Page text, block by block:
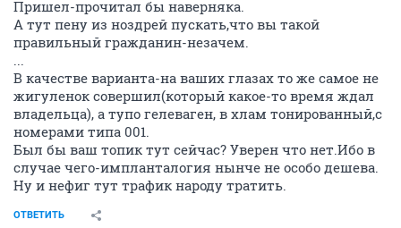
Пришел-прочитал бы наверняка.
А тут пену из ноздрей пускать,что вы такой
правильный гражданин-незачем.
...
В качестве варианта-на ваших глазах то же самое не
жигуленок совершил(который какое-то время ждал
владельца), а тупо гелеваген, в хлам тонированный,с
номерами типа 001.
Был бы ваш топик тут сейчас? Уверен что нет.Ибо в
случае чего-импланталогия нынче не особо дешева.
Ну и нефиг тут трафик народу тратить.
ОТВЕТИТЬ